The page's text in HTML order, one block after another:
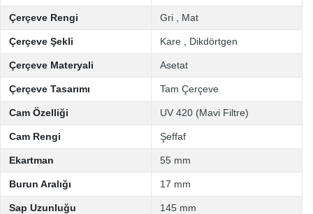
Çerçeve Rengi Gri Mat
Çerçeve Şekli Kare Dikdörtgen
Çerçeve Materyali Asetat
Çerçeve Tasarımı Tam Çerçeve
Cam Özelliği UV 420 (Mavi Filtre)
Cam Rengi Şeffaf
Ekartman 55 mm
Burun Aralığı 17 mm
Sap Uzunluğu 145 mm